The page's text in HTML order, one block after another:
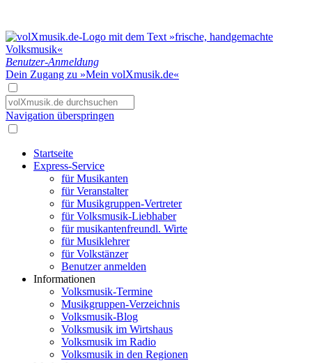
Benutzer-Anmeldung
Dein Zugang zu »Mein volXmusik.de«
Navigation überspringen
Startseite
Express-Service
für Musikanten
für Veranstalter
für Musikgruppen-Vertreter
für Volksmusik-Liebhaber
für musikantenfreundl. Wirte
für Musiklehrer
für Volkstänzer
Benutzer anmelden
Informationen
Volksmusik-Termine
Musikgruppen-Verzeichnis
Volksmusik-Blog
Volksmusik im Wirtshaus
Volksmusik im Radio
Volksmusik in den Regionen